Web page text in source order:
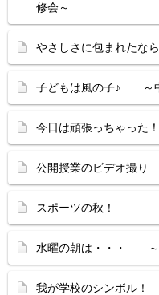
修会～
やさしさに包まれた
子どもは風の子♪ ～
今日は頑張っちゃっ
公開授業のビデオ撮
スポーツの秋！
水曜の朝は・・・ ～
我が学校のシンボル